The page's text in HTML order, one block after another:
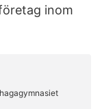
inom